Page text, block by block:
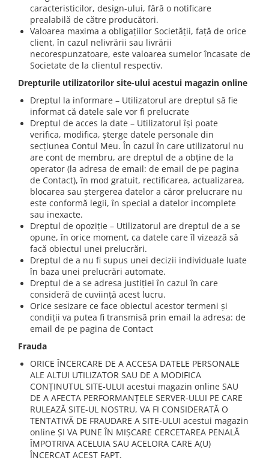
caracteristicilor, design-ului, fără o notificare
prealabilă de către producători.
Valoarea maxima a obligațiilor Societății, față de orice
client, în cazul nelivrării sau livrării
necorespunzatoare, este valoarea sumelor încasate de
Societate de la clientul respectiv.
Drepturile utilizatorilor site-ului acestui magazin online
Dreptul la informare – Utilizatorul are dreptul să fie
informat că datele sale vor fi prelucrate
Dreptul de acces la date – Utilizatorul își poate
verifica, modifica, șterge datele personale din
secțiunea Contul Meu. În cazul în care utilizatorul nu
are cont de membru, are dreptul de a obține de la
operator (la adresa de email: de email de pe pagina
de Contact), în mod gratuit, rectificarea, actualizarea,
blocarea sau ștergerea datelor a căror prelucrare nu
este conformă legii, în special a datelor incomplete
sau inexacte.
Dreptul de opoziție – Utilizatorul are dreptul de a se
opune, în orice moment, ca datele care îl vizează să
facă obiectul unei prelucrări.
Dreptul de a nu fi supus unei decizii individuale luate
în baza unei prelucrări automate.
Dreptul de a se adresa justiției în cazul în care
consideră de cuviință acest lucru.
Orice sesizare ce face obiectul acestor termeni și
condiții va putea fi transmisă prin email la adresa: de
email de pe pagina de Contact
Frauda
ORICE ÎNCERCARE DE A ACCESA DATELE PERSONALE
ALE ALTUI UTILIZATOR SAU DE A MODIFICA
CONȚINUTUL SITE-ULUI acestui magazin online SAU
DE A AFECTA PERFORMANȚELE SERVER-ULUI PE CARE
RULEAZĂ SITE-UL NOSTRU, VA FI CONSIDERATĂ O
TENTATIVĂ DE FRAUDARE A SITE-ULUI acestui magazin
online ȘI VA PUNE ÎN MIȘCARE CERCETAREA PENALĂ
ÎMPOTRIVA ACELUIA SAU ACELORA CARE A(U)
ÎNCERCAT ACEST FAPT.